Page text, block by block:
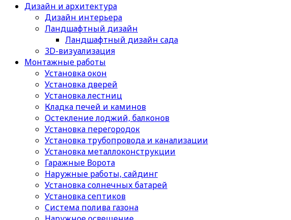
Дизайн и архитектура
Дизайн интерьера
Ландшафтный дизайн
Ландшафтный дизайн сада
3D-визуализация
Монтажные работы
Установка окон
Установка дверей
Установка лестниц
Кладка печей и каминов
Остекление лоджий, балконов
Установка перегородок
Установка трубопровода и канализации
Установка металлоконструкции
Гаражные Ворота
Наружные работы, сайдинг
Установка солнечных батарей
Установка септиков
Cистема полива газона